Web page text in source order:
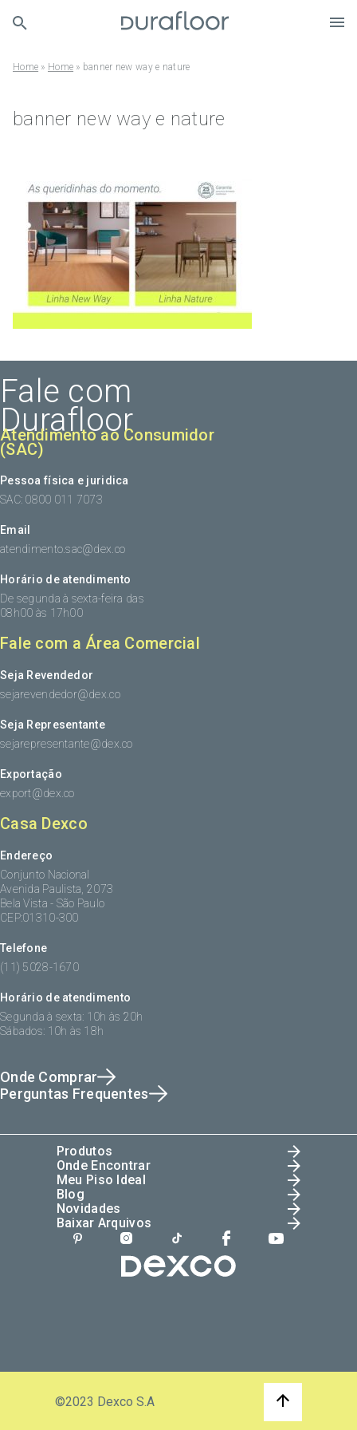
Home » Home » banner new way e nature
banner new way e nature
Fale com
Durafloor
Atendimento ao Consumidor
(SAC)
Pessoa física e juridica
SAC: 0800 011 7073
Email
atendimento.sac@dex.co
Horário de atendimento
De segunda à sexta-feira das
08h00 às 17h00
Fale com a Área Comercial
Seja Revendedor
sejarevendedor@dex.co
Seja Representante
sejarepresentante@dex.co
Exportação
export@dex.co
Casa Dexco
Endereço
Conjunto Nacional
Avenida Paulista, 2073
Bela Vista - São Paulo
CEP:01310-300
Telefone
(11) 5028-1670
Horário de atendimento
Segunda à sexta: 10h às 20h
Sábados: 10h às 18h
Onde Comprar
Perguntas Frequentes
Produtos
Onde Encontrar
Meu Piso Ideal
Blog
Novidades
Baixar Arquivos
©2023 Dexco S.A